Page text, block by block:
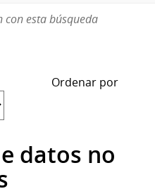
con esta búsqueda
Ordenar por
datos no